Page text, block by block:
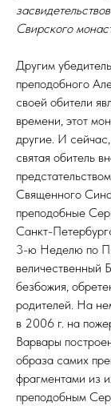
Свирского
Другим
преподобного
своей обители
времени, этот
другие. И
святая обитель
Священного
преподобные
Санкт-
3-ю Неделю по
величественный
безбожия,
родителей. На
в 2006 г. на
Варвары
образа самих
фрагментами из
преподобным